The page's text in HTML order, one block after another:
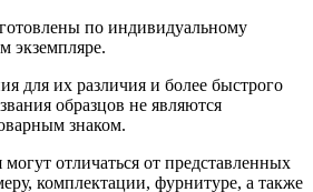
по индивидуальному
экземпляре.
для их различия и более быстрого
образцов не являются
знаком.
отличаться от представленных
комплектации, фурнитуре, а также